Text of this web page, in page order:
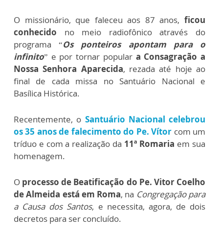
O missionário, que faleceu aos 87 anos, ficou
conhecido no meio radiofônico através do
programa “Os ponteiros apontam para o
infinito” e por tornar popular a Consagração a
Nossa Senhora Aparecida, rezada até hoje ao
final de cada missa no Santuário Nacional e
Basílica Histórica.
Recentemente, o Santuário Nacional celebrou
os 35 anos de falecimento do Pe. Vítor com um
tríduo e com a realização da 11ª Romaria em sua
homenagem.
O processo de Beatificação do Pe. Vitor Coelho
de Almeida está em Roma, na Congregação para
a Causa dos Santos, e necessita, agora, de dois
decretos para ser concluído.